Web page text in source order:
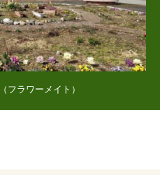
フラワーメイト）